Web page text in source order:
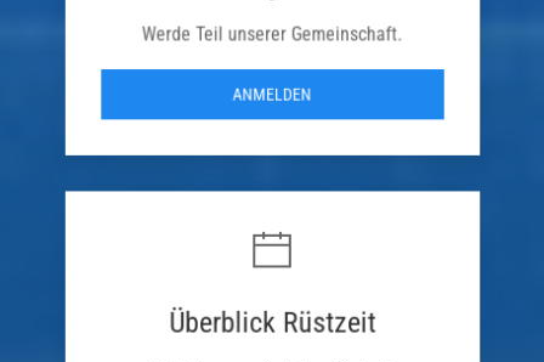
Werde Teil unserer Gemeinschaft.
ANMELDEN
Überblick Rüstzeit